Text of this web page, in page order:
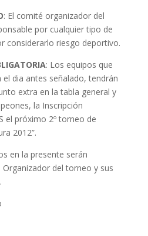
: El comité organizador del
por cualquier tipo de
considerarlo riesgo deportivo.
: Los equipos que
dia antes señalado, tendrán
extra en la tabla general y
la Inscripción
el próximo 2º torneo de
2012”.
en la presente serán
del torneo y sus